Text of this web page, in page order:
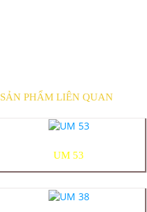
SẢN PHẨM LIÊN QUAN
UM 53